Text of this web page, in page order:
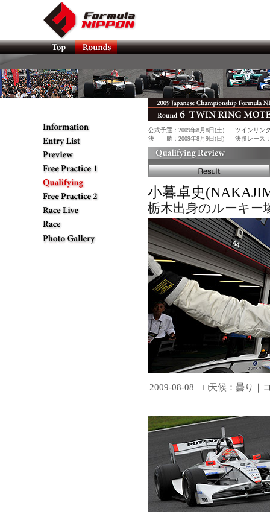
公式予選：2009年8月8日(土)
決 勝：2009年8月9日(日)
ツインリン
決勝レース
Result
小暮卓史
栃木出身のルーキー
2009-08-08 □天候：曇り｜